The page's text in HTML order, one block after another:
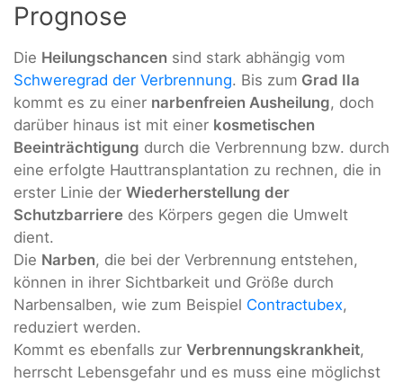
Prognose
Die Heilungschancen sind stark abhängig vom
Schweregrad der Verbrennung. Bis zum Grad IIa
kommt es zu einer narbenfreien Ausheilung, doch
darüber hinaus ist mit einer kosmetischen
Beeinträchtigung durch die Verbrennung bzw. durch
eine erfolgte Hauttransplantation zu rechnen, die in
erster Linie der Wiederherstellung der
Schutzbarriere des Körpers gegen die Umwelt
dient.
Die Narben, die bei der Verbrennung entstehen,
können in ihrer Sichtbarkeit und Größe durch
Narbensalben, wie zum Beispiel Contractubex,
reduziert werden.
Kommt es ebenfalls zur Verbrennungskrankheit,
herrscht Lebensgefahr und es muss eine möglichst